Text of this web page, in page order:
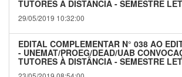
TUTORES À DISTÂNCIA - SEMESTRE
29/05/2019 10:32:00
EDITAL COMPLEMENTAR N° 038 AO
- UNEMAT/PROEG/DEAD/UAB
TUTORES À DISTÂNCIA - SEMESTRE